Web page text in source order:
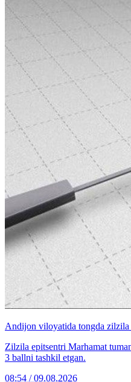
Andijon viloyatida tongda zilzila
Zilzila epitsentri Marhamat
3 ballni tashkil etgan.
08:54 / 09.08.2026